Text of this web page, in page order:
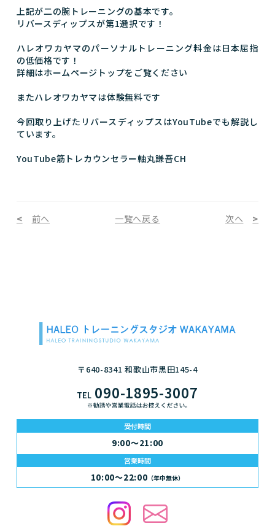
上記が二の腕トレーニングの基本です。
リバースディップスが第1選択です！
ハレオワカヤマのパーソナルトレーニング料金は日本屈指
の低価格です！
詳細はホームページトップをご覧ください
またハレオワカヤマは体験無料です
今回取り上げたリバースディップスはYouTubeでも解説し
ています。
YouTube筋トレカウンセラー軸丸謙吾CH
前へ 一覧へ戻る 次へ
〒640-8341 和歌山市黒田145-4
TEL 090-1895-3007
受付時間
9:00～21:00
営業時間
10:00～22:00 （年中無休）